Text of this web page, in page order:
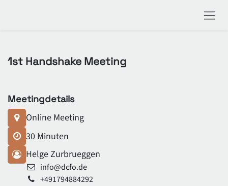
1st Handshake Meeting
Meetingdetails
Online Meeting
30 Minuten
Helge Zurbrueggen
info@dcfo.de
+491794884292